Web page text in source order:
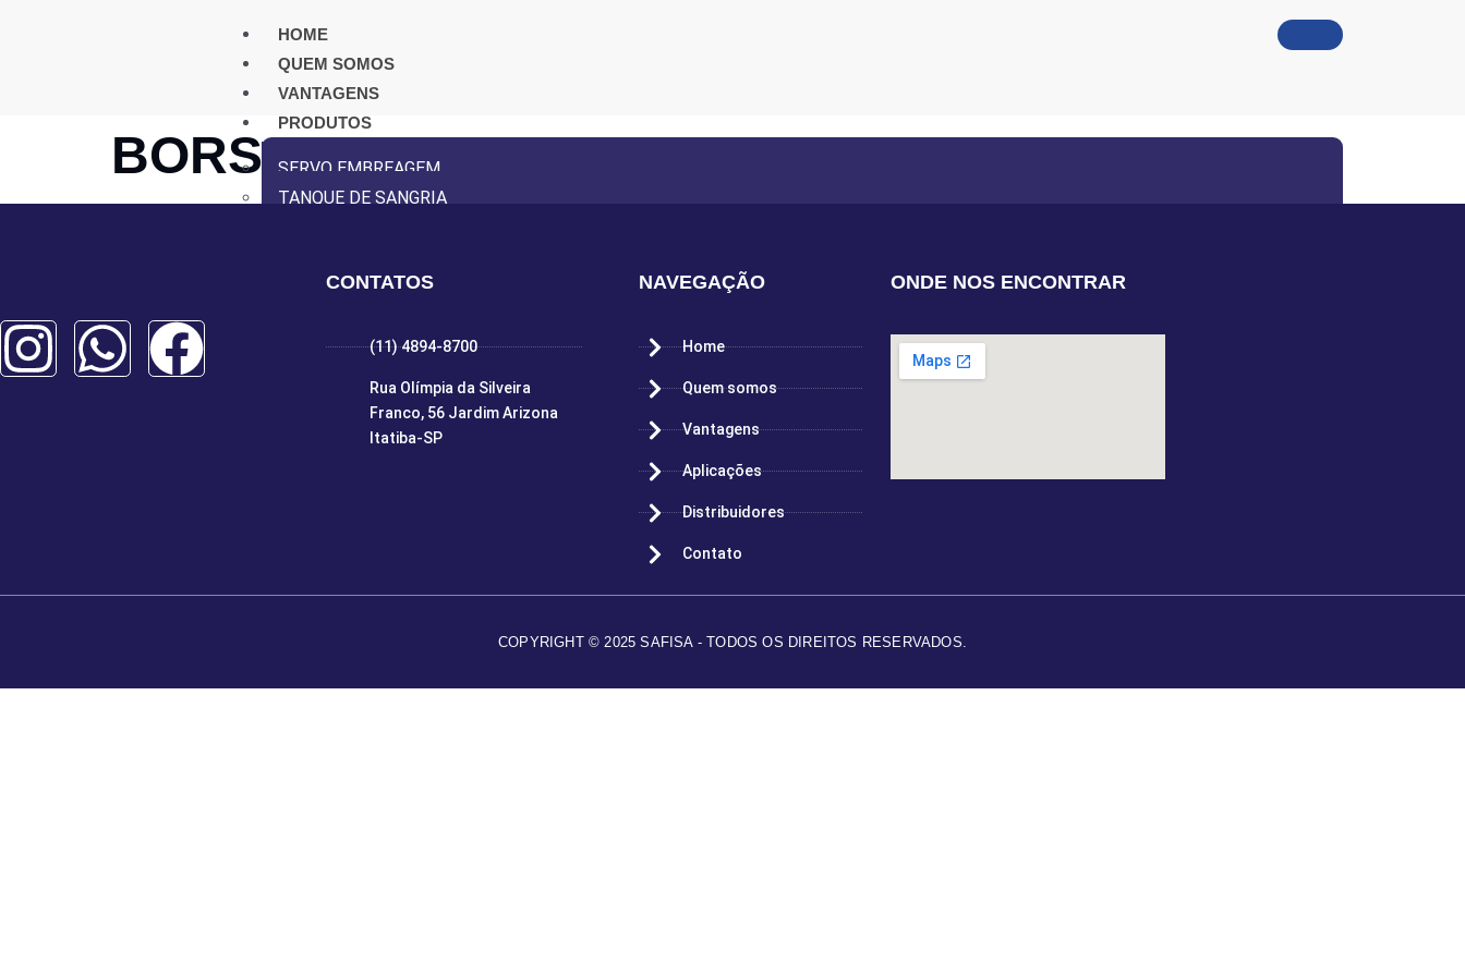
HOME
QUEM SOMOS
VANTAGENS
PRODUTOS
SERVO EMBREAGEM
TANQUE DE SANGRIA
DISTRIBUIDORES
BORSOI COMERCIO
CONTATOS
(11) 4894-8700
Rua Olímpia da Silveira
Franco, 56 Jardim Arizona
Itatiba-SP
NAVEGAÇÃO
Home
Quem somos
Vantagens
Aplicações
Distribuidores
Contato
ONDE NOS ENCONTRAR
COPYRIGHT © 2025 SAFISA - TODOS OS DIREITOS RESERVADOS.